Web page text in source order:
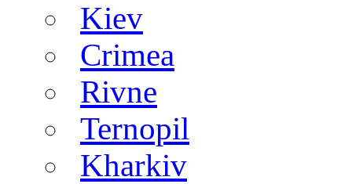
Kiev
Crimea
Rivne
Ternopil
Kharkiv